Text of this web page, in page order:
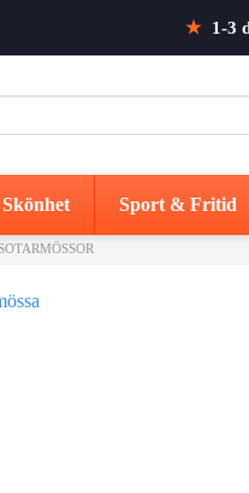
★ 1-3
Skönhet Sport & Fritid